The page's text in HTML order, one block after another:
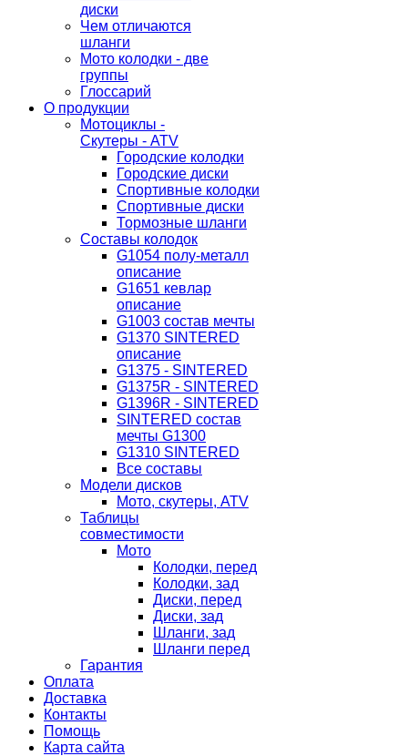
диски
Чем отличаются
шланги
Мото колодки - две
группы
Глоссарий
О продукции
Мотоциклы -
Скутеры - ATV
Городские колодки
Городские диски
Спортивные колодки
Спортивные диски
Тормозные шланги
Составы колодок
G1054 полу-металл
описание
G1651 кевлар
описание
G1003 состав мечты
G1370 SINTERED
описание
G1375 - SINTERED
G1375R - SINTERED
G1396R - SINTERED
SINTERED состав
мечты G1300
G1310 SINTERED
Все составы
Модели дисков
Мото, скутеры, ATV
Таблицы
совместимости
Мото
Колодки, перед
Колодки, зад
Диски, перед
Диски, зад
Шланги, зад
Шланги перед
Гарантия
Оплата
Доставка
Контакты
Помощь
Карта сайта